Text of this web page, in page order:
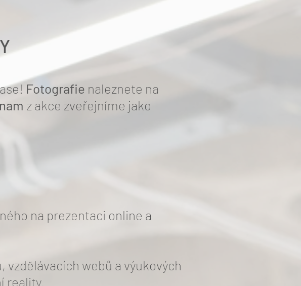
Fotografie naleznete na
z akce zveřejníme jako
na prezentaci online a
webů a výukových
reality.